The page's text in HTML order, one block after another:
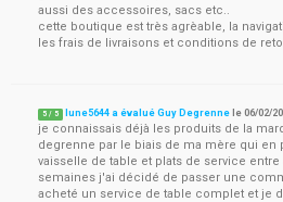
aussi des accessoires, sacs etc..
cette boutique est très agrèable, la
les frais de livraisons et conditions de
5 / 5 lune5644 a évalué Guy Degrenne le06/02/
je connaissais déjà les produits de la
degrenne par le biais de ma mère qui en
vaisselle de table et plats de service
semaines j'ai décidé de passer une
acheté un service de table complet et je